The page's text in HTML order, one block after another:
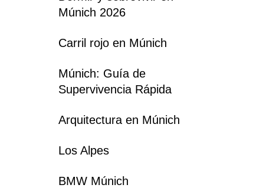
Múnich 2026
Carril rojo en Múnich
Múnich: Guía de
Supervivencia Rápida
Arquitectura en Múnich
Los Alpes
BMW Múnich